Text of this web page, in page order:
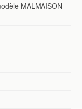
MALMAISON